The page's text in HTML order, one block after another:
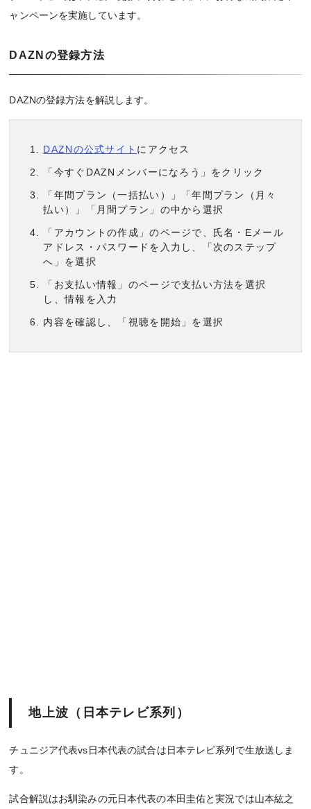
ャンペーンを実施しています。
DAZNの登録方法
DAZNの登録方法を解説します。
DAZNの公式サイト にアクセス
「今すぐDAZNメンバーになろう」をクリック
「年間プラン（一括払い）」「年間プラン（月々
払い）」「月間プラン」の中から選択
「アカウントの作成」のページで、氏名・Eメール
アドレス・パスワードを入力し、「次のステップ
へ」を選択
「お支払い情報」のページで支払い方法を選択
し、情報を入力
内容を確認し、「視聴を開始」を選択
地上波（日本テレビ系列）
チュニジア代表vs日本代表の試合は日本テレビ系列で生放送しま
す。
試合解説はお馴染みの元日本代表の本田圭佑と実況では山本紘之